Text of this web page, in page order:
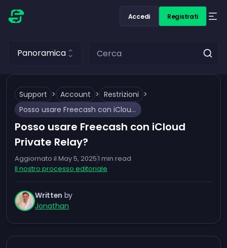
Accedi Registrati
Panoramica
Support > Account > Restrizioni >
Posso usare Freecash con iCloud Private Relay?
Posso usare Freecash con iCloud
Private Relay?
Aggiornato il May 5, 20251 min read
Il nostro processo editoriale
Written by
Jonathan